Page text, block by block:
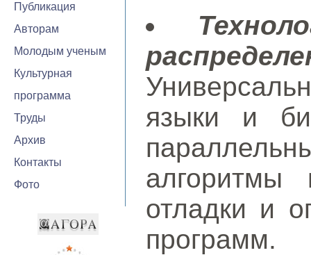
Публикация
Авторам
Молодым ученым
Культурная
программа
Труды
Архив
Контакты
Фото
языки и
алгоритмы
отладки и
программ.